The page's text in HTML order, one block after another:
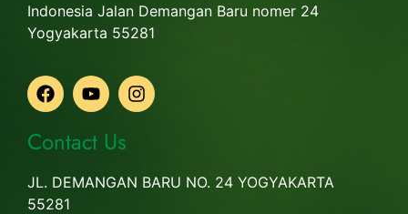
Indonesia Jalan Demangan Baru nomer 24
Yogyakarta 55281
Contact Us
JL. DEMANGAN BARU NO. 24 YOGYAKARTA
55281